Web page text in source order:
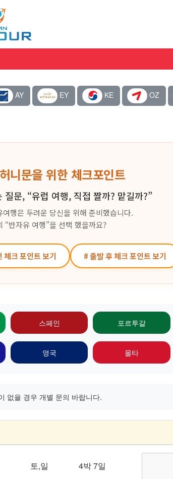
AY EY KE OZ
니문을 위한 체크포인트
문, “유럽 여행, 직접 짤까? 맡길까?”
행은 두려운 당신을 위해 준비했습니다.
“반자유 여행”을 선택 했을까요?
체크 포인트 보기 # 출발 후 체크 포인트 보기
스페인 포르투갈
영국 몰타
없을 경우 개별 문의 바랍니다.
토,일 4박 7일